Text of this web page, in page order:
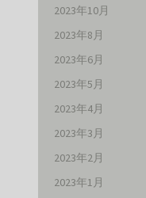
2023年10月
2023年8月
2023年6月
2023年5月
2023年4月
2023年3月
2023年2月
2023年1月